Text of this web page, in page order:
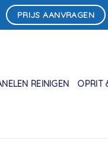
PRIJS AANVRAGEN
REINIGEN OPRIT